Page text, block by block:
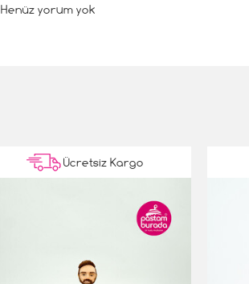
Henüz yorum yok
Ücretsiz Kargo